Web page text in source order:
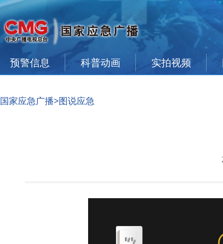
预警信息 科普动画 实拍视频
国家应急广播>图说应急